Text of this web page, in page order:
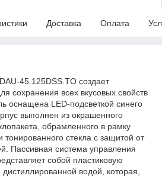
Доставка Оплата
45.125DSS.TO создает
сохранения всех вкусовых свойств
оснащена LED-подсветкой синего
выполнен из окрашенного
обрамленного в рамку
тонированного стекла с защитой от
Пассивная система управления
собой пластиковую
водой, которая,